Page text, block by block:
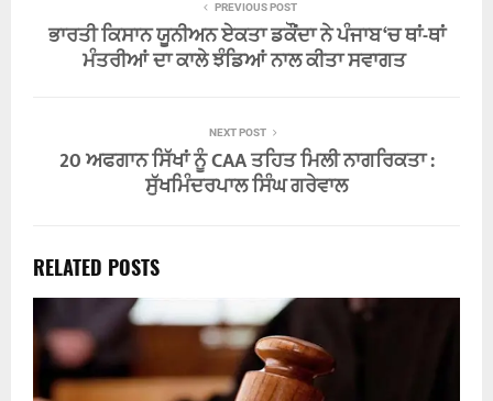
PREVIOUS POST
ਭਾਰਤੀ ਕਿਸਾਨ ਯੂਨੀਅਨ ਏਕਤਾ ਡਕੌਂਦਾ ਨੇ ਪੰਜਾਬ ‘ਚ ਥਾਂ-ਥਾਂ
ਮੰਤਰੀਆਂ ਦਾ ਕਾਲੇ ਝੰਡਿਆਂ ਨਾਲ ਕੀਤਾ ਸਵਾਗਤ
NEXT POST
20 ਅਫਗਾਨ ਸਿੱਖਾਂ ਨੂੰ CAA ਤਹਿਤ ਮਿਲੀ ਨਾਗਰਿਕਤਾ :
ਸੁੱਖਮਿੰਦਰਪਾਲ ਸਿੰਘ ਗਰੇਵਾਲ
RELATED POSTS